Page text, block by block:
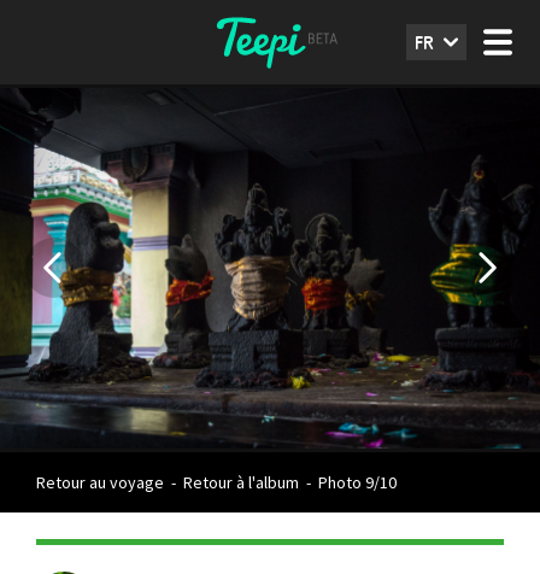
FR
Retour au voyage - Retour à l'album - Photo 9/10